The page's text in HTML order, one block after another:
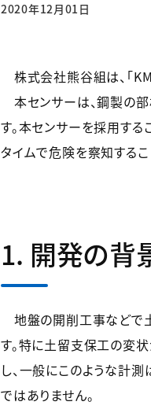
2020年12月01日
株式会社熊谷組は、「
本センサーは、鋼製の
す。本センサーを採用す
タイムで危険を察知する
1. 開発の背
地盤の開削工事などで
す。特に土留支保工の変
し、一般にこのような計
ではありません。